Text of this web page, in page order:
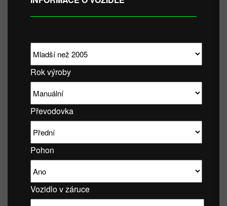
Rok výroby
Převodovka
Pohon
Vozidlo v záruce